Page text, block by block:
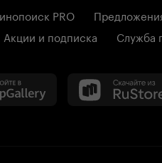
PRO
Акции и подписка Служба